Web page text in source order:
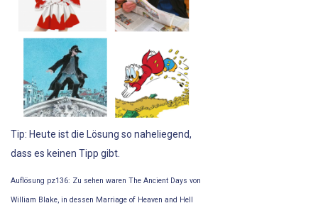
Tip: Heute ist die Lösung so naheliegend,
dass es keinen Tipp gibt.
Auflösung pz136: Zu sehen waren The Ancient Days von
William Blake, in dessen Marriage of Heaven and Hell